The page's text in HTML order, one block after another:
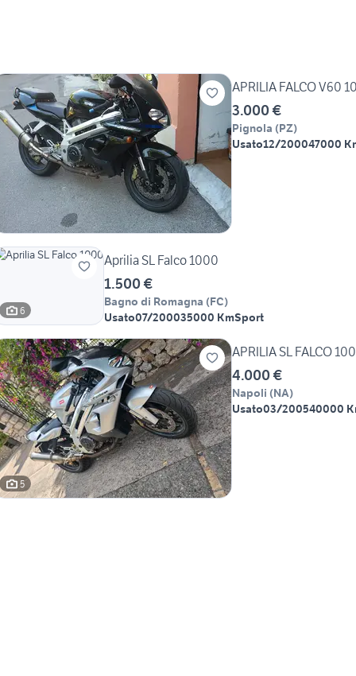
APRILIA FALCO V60
3.000 €
Pignola (PZ)
Usato12/200047000
6
Aprilia SL Falco 1000
1.500 €
Bagno di Romagna (FC)
Usato07/200035000 KmSport
5
APRILIA SL FALCO
4.000 €
Napoli (NA)
Usato03/200540000